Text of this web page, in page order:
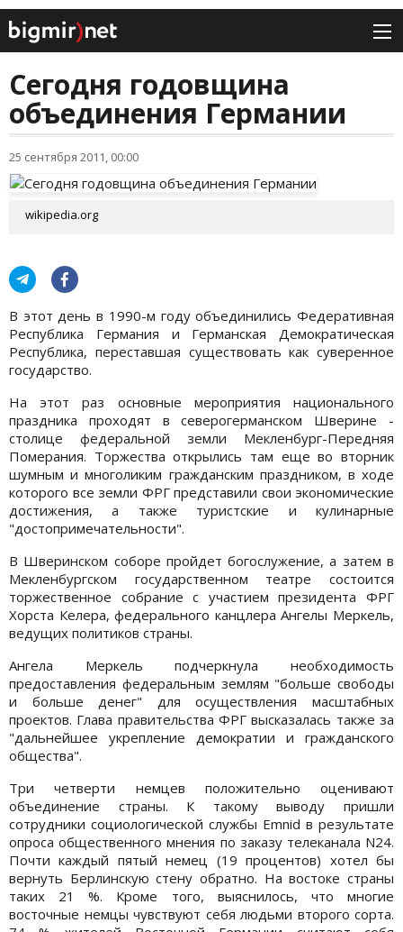
Сегодня годовщина
объединения Германии
25 сентября 2011, 00:00
wikipedia.org
В этот день в 1990-м году объединились Федеративная
Республика Германия и Германская Демократическая
Республика, переставшая существовать как суверенное
государство.
На этот раз основные мероприятия национального
праздника проходят в северогерманском Шверине -
столице федеральной земли Мекленбург-Передняя
Померания. Торжества открылись там еще во вторник
шумным и многоликим гражданским праздником, в ходе
которого все земли ФРГ представили свои экономические
достижения, а также туристские и кулинарные
"достопримечательности".
В Шверинском соборе пройдет богослужение, а затем в
Мекленбургском государственном театре состоится
торжественное собрание с участием президента ФРГ
Хорста Келера, федерального канцлера Ангелы Меркель,
ведущих политиков страны.
Ангела Меркель подчеркнула необходимость
предоставления федеральным землям "больше свободы
и больше денег" для осуществления масштабных
проектов. Глава правительства ФРГ высказалась также за
"дальнейшее укрепление демократии и гражданского
общества".
Три четверти немцев положительно оценивают
объединение страны. К такому выводу пришли
сотрудники социологической службы Emnid в результате
опроса общественного мнения по заказу телеканала N24.
Почти каждый пятый немец (19 процентов) хотел бы
вернуть Берлинскую стену обратно. На востоке страны
таких 21 %. Кроме того, выяснилось, что многие
восточные немцы чувствуют себя людьми второго сорта.